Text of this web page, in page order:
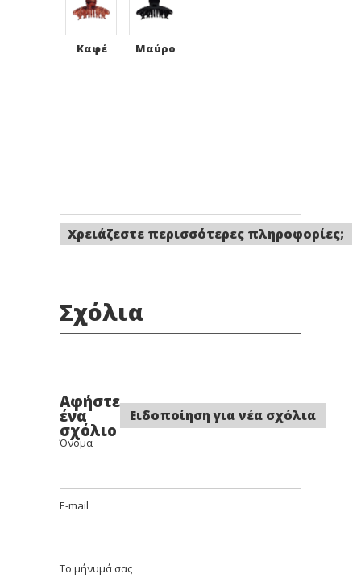
Καφέ Μαύρο
Χρειάζεστε περισσότερες πληροφορίες;
Σχόλια
Αφήστε
ένα
σχόλιο
Ειδοποίηση για νέα σχόλια
Όνομα
E-mail
Το μήνυμά σας